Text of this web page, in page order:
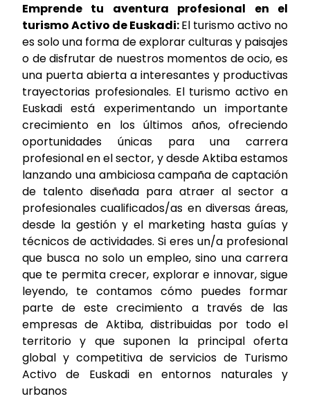
Emprende tu aventura profesional en el
turismo Activo de Euskadi:El turismo activo no
es solo una forma de explorar culturas y paisajes
o de disfrutar de nuestros momentos de ocio, es
una puerta abierta a interesantes y productivas
trayectorias profesionales. El turismo activo en
Euskadi está experimentando un importante
crecimiento en los últimos años, ofreciendo
oportunidades únicas para una carrera
profesional en el sector, y desde Aktiba estamos
lanzando una ambiciosa campaña de captación
de talento diseñada para atraer al sector a
profesionales cualificados/as en diversas áreas,
desde la gestión y el marketing hasta guías y
técnicos de actividades. Si eres un/a profesional
que busca no solo un empleo, sino una carrera
que te permita crecer, explorar e innovar, sigue
leyendo, te contamos cómo puedes formar
parte de este crecimiento a través de las
empresas de Aktiba, distribuidas por todo el
territorio y que suponen la principal oferta
global y competitiva de servicios de Turismo
Activo de Euskadi en entornos naturales y
urbanos